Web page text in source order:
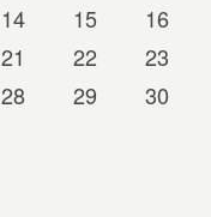
14 15
16
21 22
23
28 29
30